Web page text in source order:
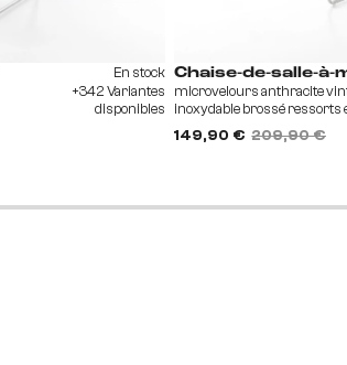
En stock
+342 Variantes
disponibles
Chaise-de-salle-à-
microvelours anthracite
inoxydable brossé ressorts
149,90 € 209,90 €